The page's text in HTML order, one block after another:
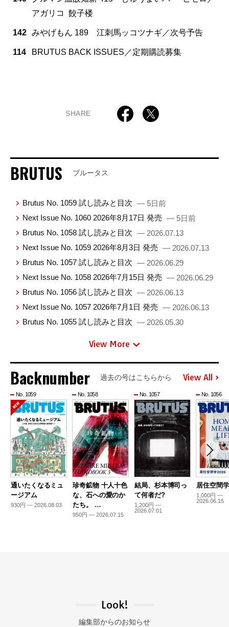
アガリコ 餃子楼
142 みやげもん 189 江刺馬ッコツナギ／次号予告
114 BRUTUS BACK ISSUES／定期購読募集
SHARE
BRUTUS ブルータス
Brutus No. 1059 試し読みと目次 — 5日前
Next Issue No. 1060 2026年8月17日 発売 — 5日前
Brutus No. 1058 試し読みと目次 — 2026.07.13
Next Issue No. 1059 2026年8月3日 発売 — 2026.07.13
Brutus No. 1057 試し読みと目次 — 2026.06.29
Next Issue No. 1058 2026年7月15日 発売 — 2026.06.29
Brutus No. 1056 試し読みと目次 — 2026.06.13
Next Issue No. 1057 2026年7月1日 発売 — 2026.06.13
Brutus No. 1055 試し読みと目次 — 2026.05.30
View More
Backnumber 過去の号はこちらから View All
No. 1059
通いたくなるミュ
ージアム
930円 — 2026.08.03
No. 1058
珍奇鉱物 十人十色
な、石への愛のか
たち。 …
950円 — 2026.07.15
No. 1057
結局、杉本博司っ
て何者だ?
1,200円 —
2026.07.01
No. 1056
居住空間
1,000円 —
2026.06.15
Look!
編集部からのお知らせ